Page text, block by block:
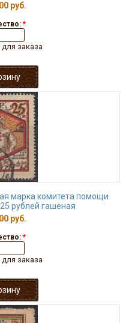
руб.
*
заказа
марка комитета помощи
рублей гашеная
руб.
*
заказа